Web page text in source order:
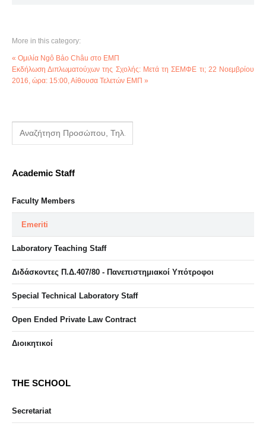
More in this category:
« Ομιλία Ngô Bảo Châu στο ΕΜΠ
Εκδήλωση Διπλωματούχων της Σχολής: Μετά τη ΣΕΜΦΕ τι; 22 Νοεμβρίου
2016, ώρα: 15:00, Αίθουσα Τελετών ΕΜΠ »
Academic Staff
Faculty Members
Emeriti
Laboratory Teaching Staff
Διδάσκοντες Π.Δ.407/80 - Πανεπιστημιακοί Υπότροφοι
Special Technical Laboratory Staff
Open Ended Private Law Contract
Διοικητικοί
THE SCHOOL
Secretariat